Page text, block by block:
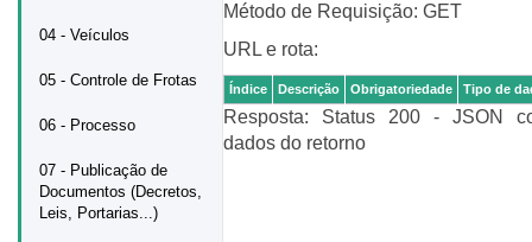
04 - Veículos
05 - Controle de Frotas
06 - Processo
07 - Publicação de
Documentos (Decretos,
Leis, Portarias...)
Método de Requisição: GET
URL e rota:
Índice Descrição Obrigatoriedade Tipo de
Resposta: Status 200 - JSON
dados do retorno